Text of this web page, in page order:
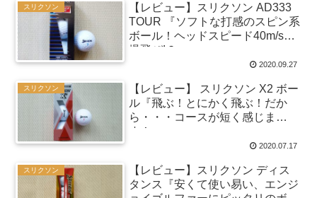
スリクソン
【レビュー】スリクソン AD333
TOUR 『ソフトな打感のスピン系
ボール！ヘッドスピード40m/sで
爆飛び!？』
2020.09.27
スリクソン
【レビュー】 スリクソン X2 ボー
ル『飛ぶ！とにかく飛ぶ！だか
ら・・・コースが短く感じま
す！』
2020.07.17
スリクソン
【レビュー】スリクソン ディス
タンス『安くて使い易い、エンジ